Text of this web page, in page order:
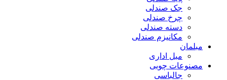
جک صندلی
چرخ صندلی
دسته صندلی
مکانیزم صندلی
مبلمان
مبل اداری
مصنوعات چوبی
جالباسی